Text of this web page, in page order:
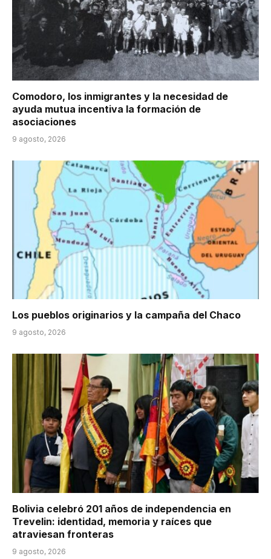
Comodoro, los inmigrantes y la necesidad de
ayuda mutua incentiva la formación de
asociaciones
9 agosto, 2026
Los pueblos originarios y la campaña del Chaco
9 agosto, 2026
Bolivia celebró 201 años de independencia en
Trevelin: identidad, memoria y raíces que
atraviesan fronteras
9 agosto, 2026